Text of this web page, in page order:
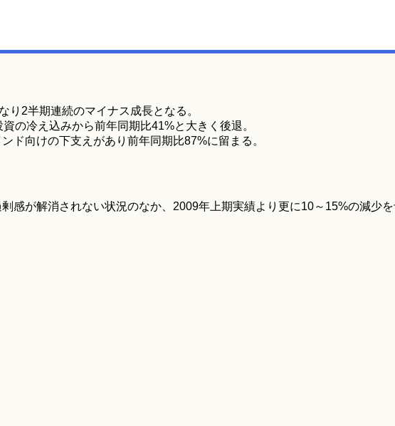
り2半期連続のマイナス成長となる。
の冷え込みから前年同期比41%と大きく後退。
ド向けの下支えがあり前年同期比87%に留まる。
感が解消されない状況のなか、2009年上期実績より更に10～15%の減少